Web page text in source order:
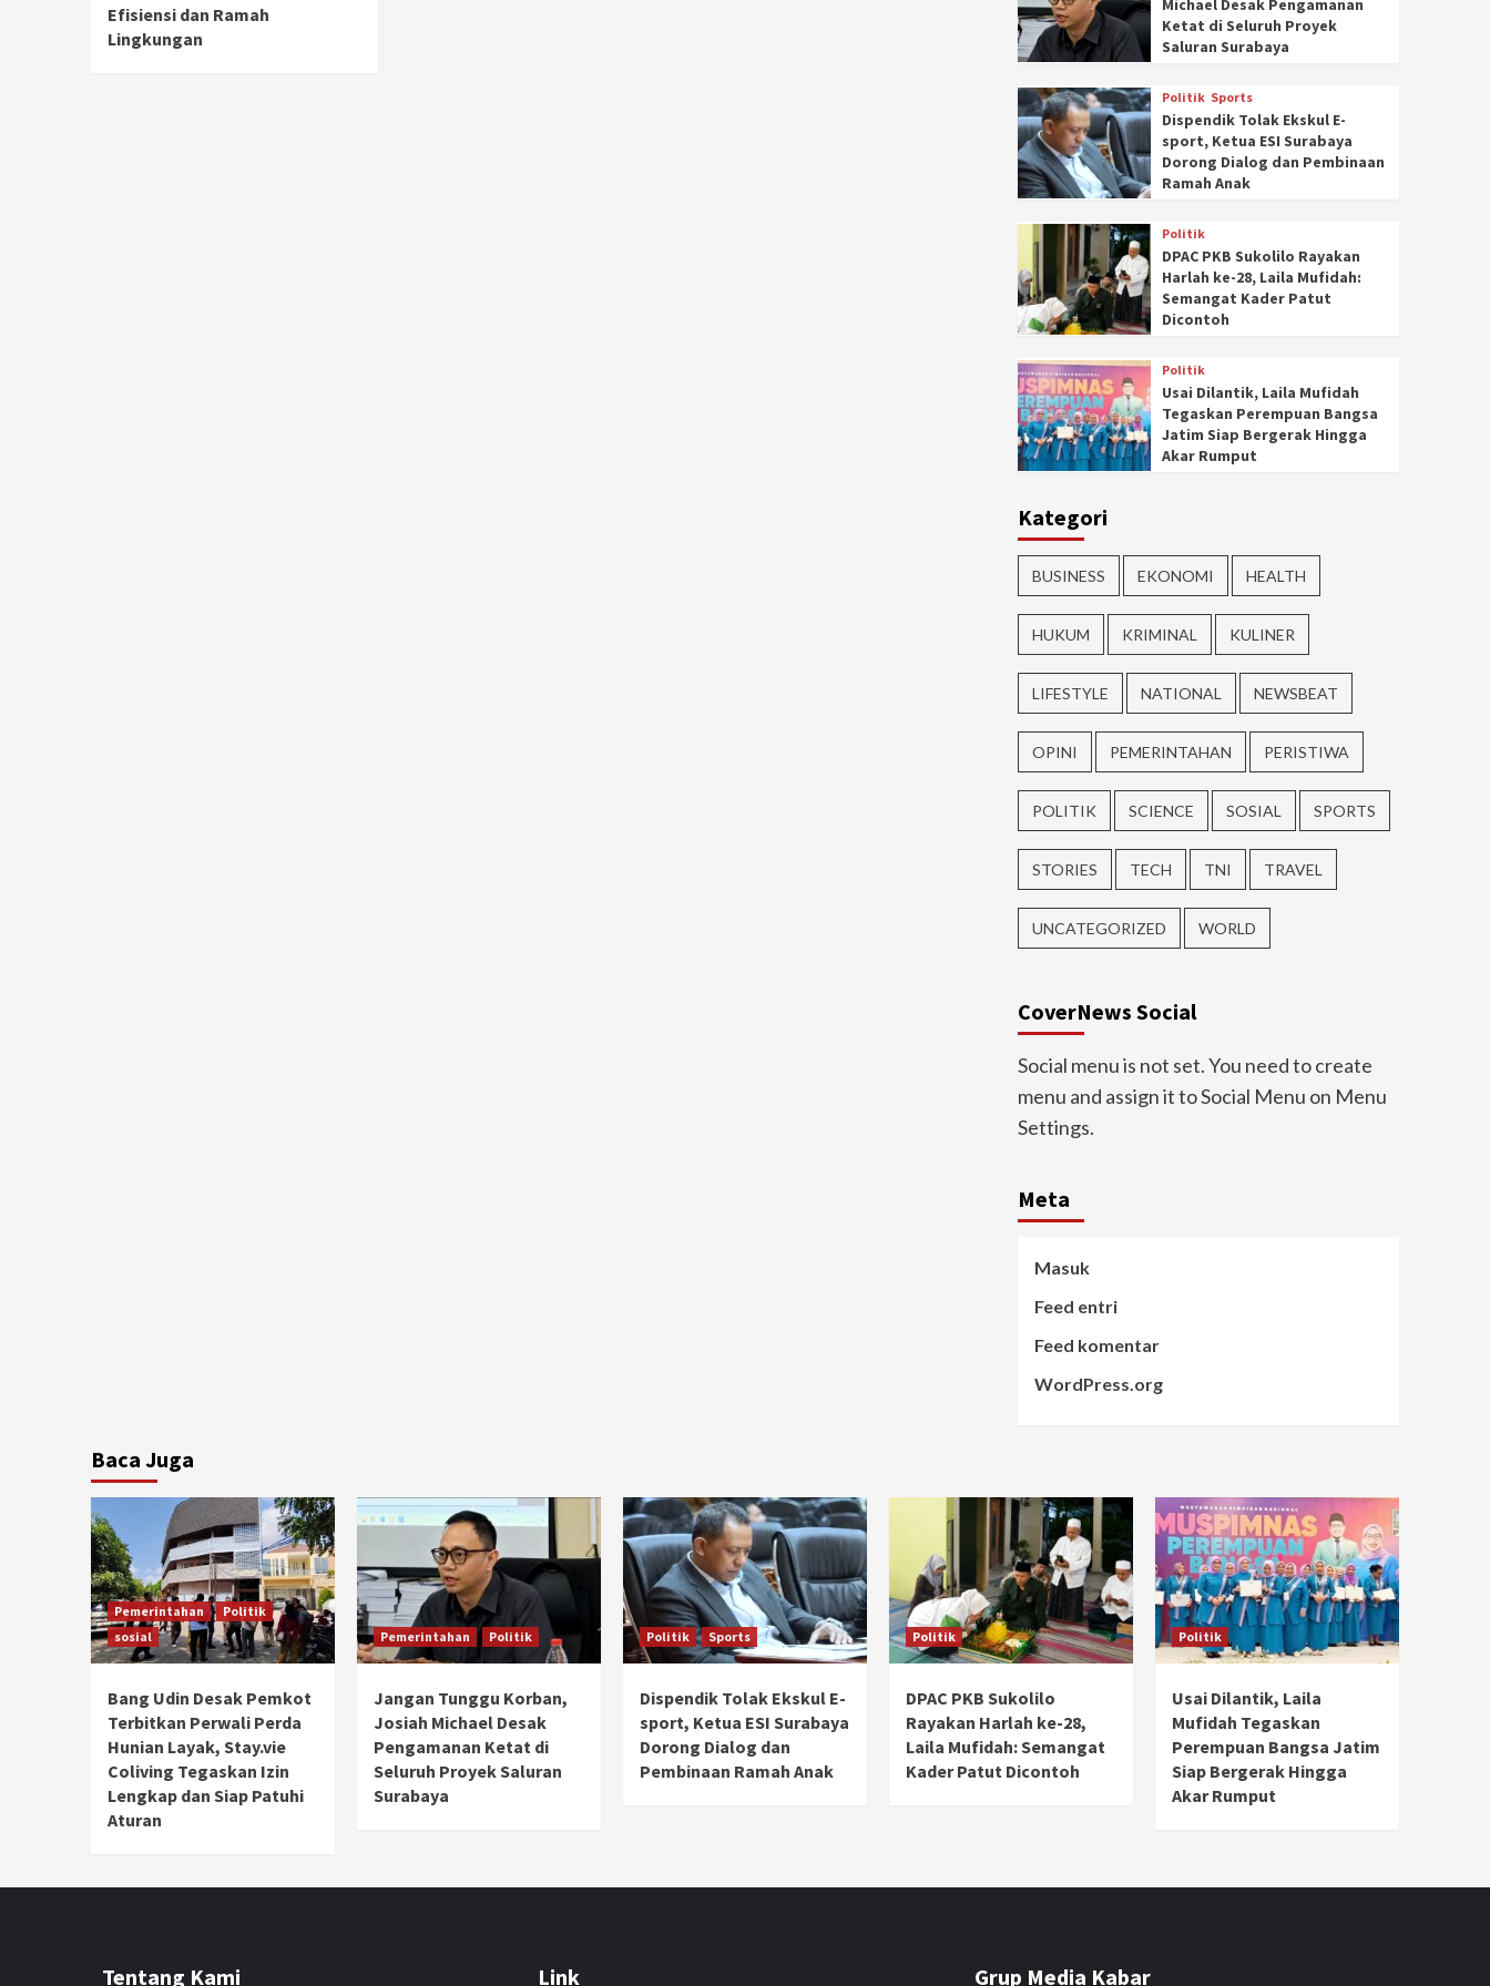
Efisiensi dan Ramah
Lingkungan
Michael Desak Pengamanan
Ketat di Seluruh Proyek
Saluran Surabaya
Politik Sports
Dispendik Tolak Ekskul E-
sport, Ketua ESI Surabaya
Dorong Dialog dan Pembinaan
Ramah Anak
Politik
DPAC PKB Sukolilo Rayakan
Harlah ke-28, Laila Mufidah:
Semangat Kader Patut
Dicontoh
Politik
Usai Dilantik, Laila Mufidah
Tegaskan Perempuan Bangsa
Jatim Siap Bergerak Hingga
Akar Rumput
Kategori
BUSINESS EKONOMI HEALTH
HUKUM KRIMINAL KULINER
LIFESTYLE NATIONAL NEWSBEAT
OPINI PEMERINTAHAN PERISTIWA
POLITIK SCIENCE SOSIAL SPORTS
STORIES TECH TNI TRAVEL
UNCATEGORIZED WORLD
CoverNews Social
Social menu is not set. You need to create
menu and assign it to Social Menu on Menu
Settings.
Meta
Masuk
Feed entri
Feed komentar
WordPress.org
Baca Juga
Pemerintahan
Politik
sosial
Bang Udin Desak Pemkot
Terbitkan Perwali Perda
Hunian Layak, Stay.vie
Coliving Tegaskan Izin
Lengkap dan Siap Patuhi
Aturan
Pemerintahan Politik
Jangan Tunggu Korban,
Josiah Michael Desak
Pengamanan Ketat di
Seluruh Proyek Saluran
Surabaya
Politik Sports
Dispendik Tolak Ekskul E-
sport, Ketua ESI Surabaya
Dorong Dialog dan
Pembinaan Ramah Anak
Politik
DPAC PKB Sukolilo
Rayakan Harlah ke-28,
Laila Mufidah: Semangat
Kader Patut Dicontoh
Politik
Usai Dilantik, Laila
Mufidah Tegaskan
Perempuan Bangsa Jatim
Siap Bergerak Hingga
Akar Rumput
Tentang Kami Link Grup Media Kabar